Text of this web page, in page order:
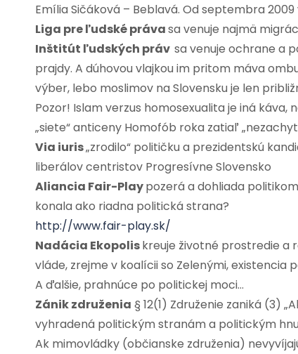
Emília Sičáková – Beblavá. Od septembra
Liga pre ľudské právasa venuje najmä
Inštitút ľudských práv sa venuje ochrane a
prajdy. A dúhovou vlajkou im pritom máva
výber, lebo moslimov na Slovensku je len
Pozor! Islam verzus homosexualita je iná káva,
„siete“ anticeny Homofób roka zatiaľ
Via iuris„zrodilo“ političku a prezidentskú
liberálov centristov Progresívne Slovensko
Aliancia Fair-Playpozerá a dohliada
konala ako riadna politická strana?
http://www.fair-play.sk/
Nadácia Ekopoliskreuje životné prostredie a
vláde, zrejme v koalícii so Zelenými, existencia
A ďalšie, prahnúce po politickej moci…
Zánik združenia § 12(1) Združenie zaniká (3)
vyhradená politickým stranám a politickým
Ak mimovládky (občianske združenia)